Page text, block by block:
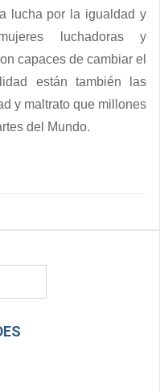
lucha por la igualdad y
luchadoras y
capaces de cambiar el
están también las
y maltrato que millones
del Mundo.